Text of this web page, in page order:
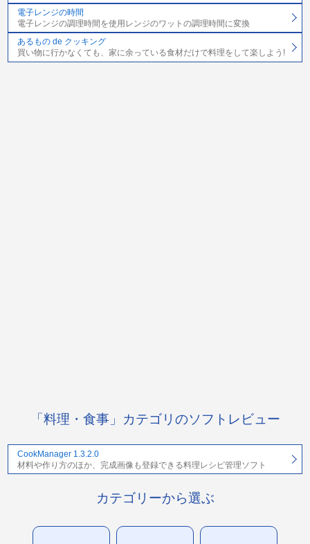
電子レンジの時間
電子レンジの調理時間を使用レンジのワットの調理時間に変換
あるもの de クッキング
買い物に行かなくても、家に余っている食材だけで料理をして楽しよう!
「料理・食事」カテゴリのソフトレビュー
CookManager 1.3.2.0
材料や作り方のほか、完成画像も登録できる料理レシピ管理ソフト
カテゴリーから選ぶ